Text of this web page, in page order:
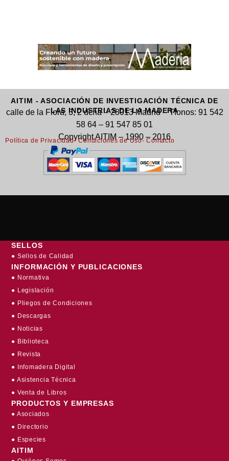
AITIM - ASOCIACIÓN DE INVESTIGACIÓN TÉCNICA DE
LAS INDUSTRIAS DE LA MADERA
calle de la Flora, 3, 2 dcha – 28013 Madrid – Tfonos: 91 542
58 64 – 91 547 85 01
Copyright AITIM – 1990 – 2016
Política de Privacidad- Condiciones de Uso- Contacto
SELLOS
● Sellos de Calidad
INFORMACIÓN Y PUBLICACIONES
● Normativa
● Legislación
● Pliegos de Condiciones
● Descargas
● Noticias
● Biblioteca
● Revista
● Infomadera Digital
● Asistencia Técnica
● Venta de Libros
PRODUCTOS Y EMPRESAS
● Asociados
● Directorio
● Especies
AITIM